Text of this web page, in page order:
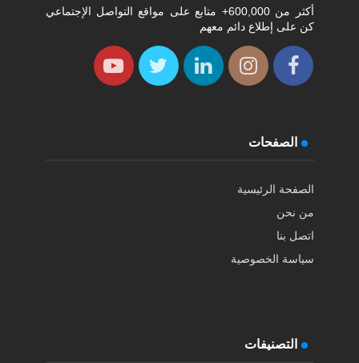
أكثر من 600,000+ متابع على مواقع التواصل الإجتماعي
كن على إطلاع دائم معهم
الصفحات
الصفحة الرئيسية
من نحن
اتصل بنا
سياسة الخصوصية
التصنيفات